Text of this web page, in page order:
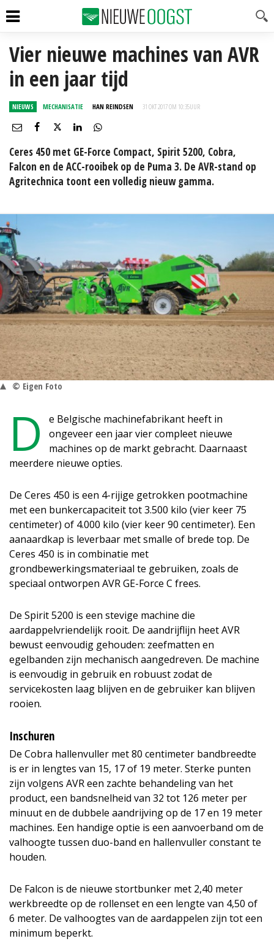
Vier nieuwe machines van AVR
in een jaar tijd
NIEUWS MECHANISATIE HAN REINDSEN 31 OKT 2017 OM 10:35UUR
Ceres 450 met GE-Force Compact, Spirit 5200, Cobra,
Falcon en de ACC-rooibek op de Puma 3. De AVR-stand op
Agritechnica toont een volledig nieuw gamma.
© Eigen Foto
D
e Belgische machinefabrikant heeft in
ongeveer een jaar vier compleet nieuwe
machines op de markt gebracht. Daarnaast
meerdere nieuwe opties.
De Ceres 450 is een 4-rijige getrokken pootmachine
met een bunkercapaciteit tot 3.500 kilo (vier keer 75
centimeter) of 4.000 kilo (vier keer 90 centimeter). Een
aanaardkap is leverbaar met smalle of brede top. De
Ceres 450 is in combinatie met
grondbewerkingsmateriaal te gebruiken, zoals de
speciaal ontworpen AVR GE-Force C frees.
De Spirit 5200 is een stevige machine die
aardappelvriendelijk rooit. De aandrijflijn heet AVR
bewust eenvoudig gehouden: zeefmatten en
egelbanden zijn mechanisch aangedreven. De machine
is eenvoudig in gebruik en robuust zodat de
servicekosten laag blijven en de gebruiker kan blijven
rooien.
Inschuren
De Cobra hallenvuller met 80 centimeter bandbreedte
is er in lengtes van 15, 17 of 19 meter. Sterke punten
zijn volgens AVR een zachte behandeling van het
product, een bandsnelheid van 32 tot 126 meter per
minuut en de dubbele aandrijving op de 17 en 19 meter
machines. Een handige optie is een aanvoerband om de
valhoogte tussen duo-band en hallenvuller constant te
houden.
De Falcon is de nieuwe stortbunker met 2,40 meter
werkbreedte op de rollenset en een lengte van 4,50 of
6 meter. De valhoogtes van de aardappelen zijn tot een
minimum beperkt.